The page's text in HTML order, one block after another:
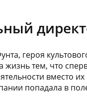
героя
тем, что
вместо
попадала в